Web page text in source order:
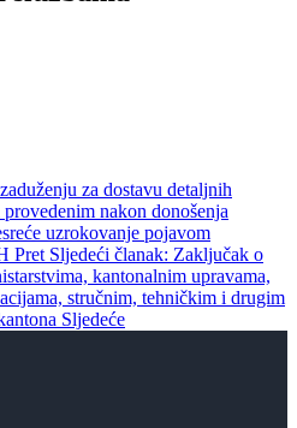
za dostavu detaljnih
nakon donošenja
uzrokovanje pojavom
Pret Sljedeći članak: Zaključak o
kantonalnim upravama,
stručnim, tehničkim i drugim
Sljedeće